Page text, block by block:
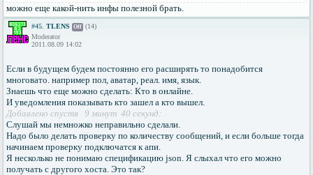
можно еще какой-нить инфы полезной брать.
#45. TLENS Off (14)
Moderator
2011.08.09 14:02
Если в будущем будем постоянно его расширять то понадобится
многовато. например пол, аватар, реал. имя, язык.
Знаешь что еще можно сделать: Кто в онлайне.
И уведомления показывать кто зашел а кто вышел.
Добавлено спустя 9 минут 40 секунд:
Слушай мы немножко неправильно сделали.
Надо было делать проверку по количеству сообщений, и если больше тогда
начинаем проверку подключатся к апи.
Я несколько не понимаю спецификацию json. Я слыхал что его можно
получать с другого хоста. Это так?